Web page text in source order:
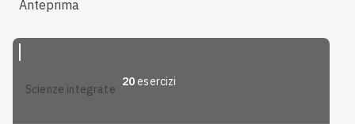
controllo della glicemia / Composizione e proprietà dei lipidi
Anteprima
scienze integrate
20 esercizi